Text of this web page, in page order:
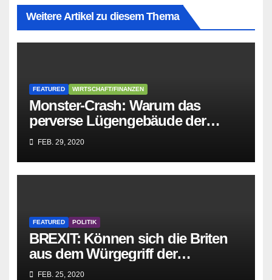
Weitere Artikel zu diesem Thema
FEATURED WIRTSCHAFT/FINANZEN
Monster-Crash: Warum das
perverse Lügengebäude der
Sozialisten in sich
zusammenbricht!
FEB. 29, 2020
FEATURED POLITIK
BREXIT: Können sich die Briten
aus dem Würgegriff der
parasitären EU-Mafia befreien?
FEB. 25, 2020